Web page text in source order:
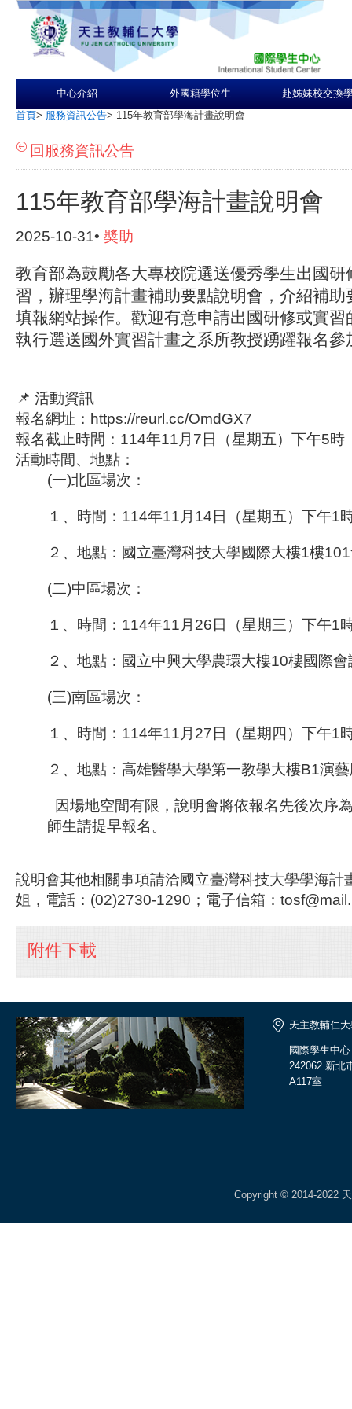
中心介紹 外國籍學位生 赴姊妹校交換
首頁> 服務資訊公告> 115年教育部學海計畫說明會
回服務資訊公告
115年教育部學海計畫說明會
2025-10-31• 奬助
教育部為鼓勵各大專校院選送優秀學生出國研
習，辦理學海計畫補助要點說明會，介紹補
填報網站操作。歡迎有意申請出國研修或實習
執行選送國外實習計畫之系所教授踴躍報名參
📌 活動資訊
報名網址： https://reurl.cc/OmdGX7
報名截止時間： 114年11月7日（星期五）下午5時
活動時間、地點：
(一)北區場次：
１、時間：114年11月14日（星期五）下午1
２、地點：國立臺灣科技大學國際大樓1樓
(二)中區場次：
１、時間：114年11月26日（星期三）下午1
２、地點：國立中興大學農環大樓10樓國際
(三)南區場次：
１、時間：114年11月27日（星期四）下午1
２、地點：高雄醫學大學第一教學大樓B1演
因場地空間有限，說明會將依報名先後次序
師生請提早報名。
說明會其他相關事項請洽國立臺灣科技大學學海計
姐，電話：(02)2730-1290；電子信箱：
附件下載
天主教輔仁
國際學生中心
242062 新北
A117室
Copyright © 2014-2022